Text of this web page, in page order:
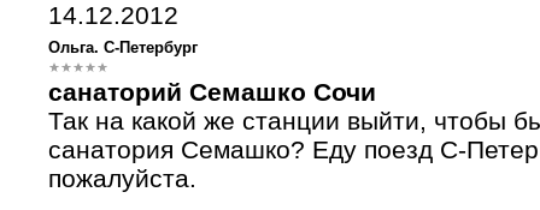
14.12.2012
Ольга. С-Петербург
санаторий Семашко Сочи
Так на какой же станции выйти, чтобы
санатория Семашко? Еду поезд С-
пожалуйста.